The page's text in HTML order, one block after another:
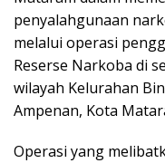
penyalahgunaan
melalui operasi
Reserse Narkoba di
wilayah Kelurahan
Ampenan, Kota
Operasi yang